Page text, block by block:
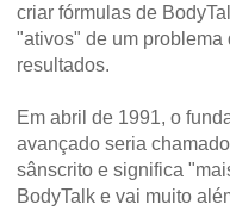
criar fórmulas de
"ativos" de um problema
resultados.
Em abril de 1991, o
avançado seria
sânscrito e significa
BodyTalk e vai muito